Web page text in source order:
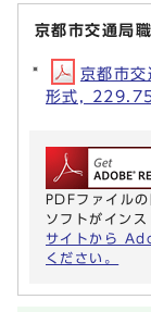
京都市交通局
京都市
形式,
PDFファイル
ソフトがインス
サイトから
ください。